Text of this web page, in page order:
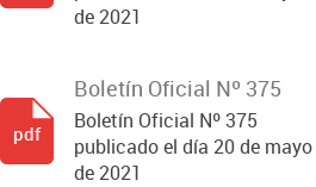
de 2021
Boletín Oficial Nº 375
Boletín Oficial Nº 375
publicado el día 20 de mayo
de 2021
pdf